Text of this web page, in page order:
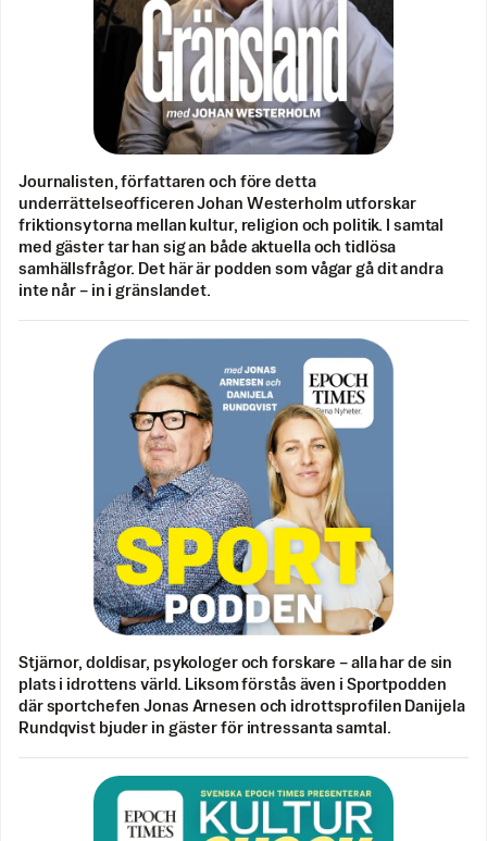
Journalisten, författaren och före detta
underrättelseofficeren Johan Westerholm utforskar
friktionsytorna mellan kultur, religion och politik. I samtal
med gäster tar han sig an både aktuella och tidlösa
samhällsfrågor. Det här är podden som vågar gå dit andra
inte når – in i gränslandet.
Stjärnor, doldisar, psykologer och forskare – alla har de sin
plats i idrottens värld. Liksom förstås även i Sportpodden
där sportchefen Jonas Arnesen och idrottsprofilen Danijela
Rundqvist bjuder in gäster för intressanta samtal.